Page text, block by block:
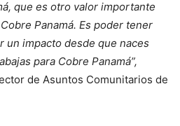
que es otro valor importante
Panamá. Es poder tener
un impacto desde que naces
para Cobre Panamá”,
de Asuntos Comunitarios de